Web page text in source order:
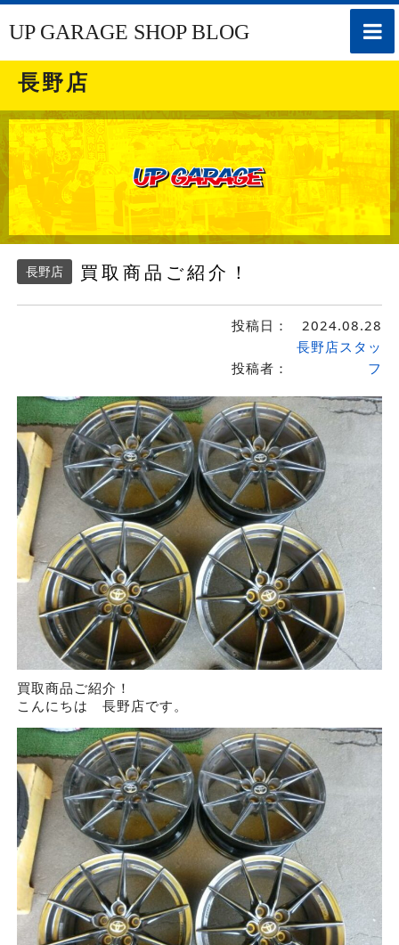
toggle
UP GARAGE SHOP BLOG
長野店
長野店 買取商品ご紹介！
投稿日： 2024.08.28
投稿者：
長野店スタッ
フ
買取商品ご紹介！
こんにちは 長野店です。